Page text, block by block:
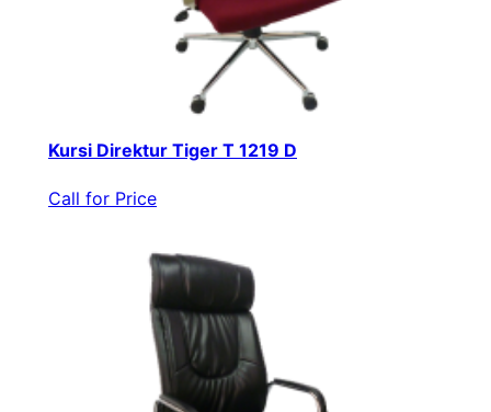
Kursi Direktur Tiger T 1219 D
Call for Price